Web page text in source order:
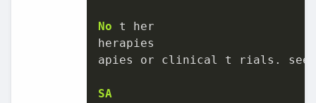
No t her
herapies
apies or clinical t rials. see
SA